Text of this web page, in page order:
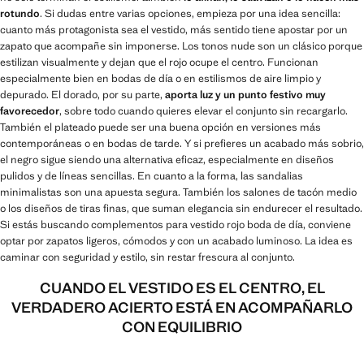
rotundo. Si dudas entre varias opciones, empieza por una idea sencilla:
cuanto más protagonista sea el vestido, más sentido tiene apostar por un
zapato que acompañe sin imponerse. Los tonos nude son un clásico porque
estilizan visualmente y dejan que el rojo ocupe el centro. Funcionan
especialmente bien en bodas de día o en estilismos de aire limpio y
depurado. El dorado, por su parte, aporta luz y un punto festivo muy
favorecedor, sobre todo cuando quieres elevar el conjunto sin recargarlo.
También el plateado puede ser una buena opción en versiones más
contemporáneas o en bodas de tarde. Y si prefieres un acabado más sobrio,
el negro sigue siendo una alternativa eficaz, especialmente en diseños
pulidos y de líneas sencillas. En cuanto a la forma, las sandalias
minimalistas son una apuesta segura. También los salones de tacón medio
o los diseños de tiras finas, que suman elegancia sin endurecer el resultado.
Si estás buscando complementos para vestido rojo boda de día, conviene
optar por zapatos ligeros, cómodos y con un acabado luminoso. La idea es
caminar con seguridad y estilo, sin restar frescura al conjunto.
CUANDO EL VESTIDO ES EL CENTRO, EL
VERDADERO ACIERTO ESTÁ EN ACOMPAÑARLO
CON EQUILIBRIO